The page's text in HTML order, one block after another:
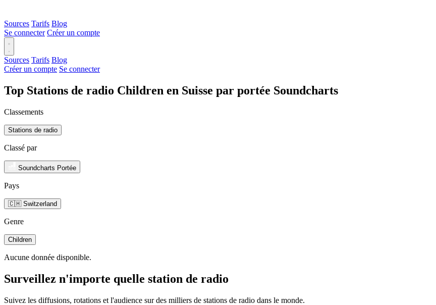
Sources Tarifs Blog
Se connecter Créer un compte
Sources Tarifs Blog
Créer un compte Se connecter
Top Stations de radio Children en Suisse par portée Soundcharts
Classements
Stations de radio
Classé par
Soundcharts Portée
Pays
🇨🇭 Switzerland
Genre
Children
Aucune donnée disponible.
Surveillez n'importe quelle station de radio
Suivez les diffusions, rotations et l'audience sur des milliers de stations de radio dans le monde.